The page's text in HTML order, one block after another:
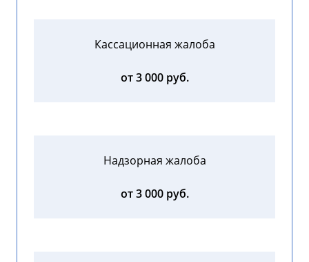
Кассационная жалоба
от 3 000 руб.
Надзорная жалоба
от 3 000 руб.